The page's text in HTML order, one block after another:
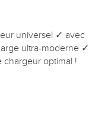
universel ✓ avec
ultra-moderne ✓
chargeur optimal !